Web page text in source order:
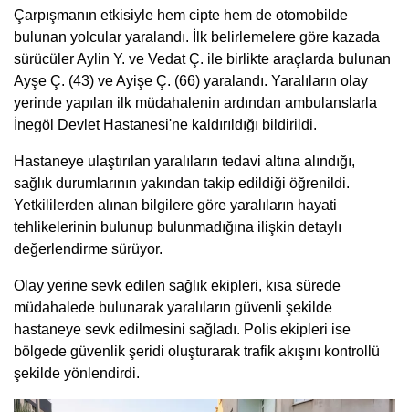
Çarpışmanın etkisiyle hem cipte hem de otomobilde
bulunan yolcular yaralandı. İlk belirlemelere göre kazada
sürücüler Aylin Y. ve Vedat Ç. ile birlikte araçlarda bulunan
Ayşe Ç. (43) ve Ayişe Ç. (66) yaralandı. Yaralıların olay
yerinde yapılan ilk müdahalenin ardından ambulanslarla
İnegöl Devlet Hastanesi'ne kaldırıldığı bildirildi.
Hastaneye ulaştırılan yaralıların tedavi altına alındığı,
sağlık durumlarının yakından takip edildiği öğrenildi.
Yetkililerden alınan bilgilere göre yaralıların hayati
tehlikelerinin bulunup bulunmadığına ilişkin detaylı
değerlendirme sürüyor.
Olay yerine sevk edilen sağlık ekipleri, kısa sürede
müdahalede bulunarak yaralıların güvenli şekilde
hastaneye sevk edilmesini sağladı. Polis ekipleri ise
bölgede güvenlik şeridi oluşturarak trafik akışını kontrollü
şekilde yönlendirdi.